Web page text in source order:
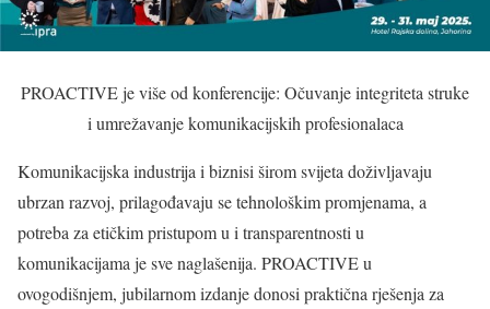
PROACTIVE je više od konferencije: Očuvanje integriteta struke
i umrežavanje komunikacijskih profesionalaca
Komunikacijska industrija i biznisi širom svijeta doživljavaju
ubrzan razvoj, prilagođavaju se tehnološkim promjenama, a
potreba za etičkim pristupom u i transparentnosti u
komunikacijama je sve naglašenija. PROACTIVE u
ovogodišnjem, jubilarnom izdanje donosi praktična rješenja za